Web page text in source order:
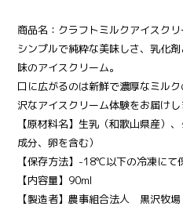
商品名：クラフトミルクアイスクリ
シンプルで純粋な美味しさ、乳化
味のアイスクリーム。
口に広がるのは新鮮で濃厚なミル
沢なアイスクリーム体験をお届けし
【原材料名】生乳（和歌山県産）
成分、卵を含む）
【保存方法】-18℃以下の冷凍にて
【内容量】90ml
【製造者】農事組合法人 黒沢牧